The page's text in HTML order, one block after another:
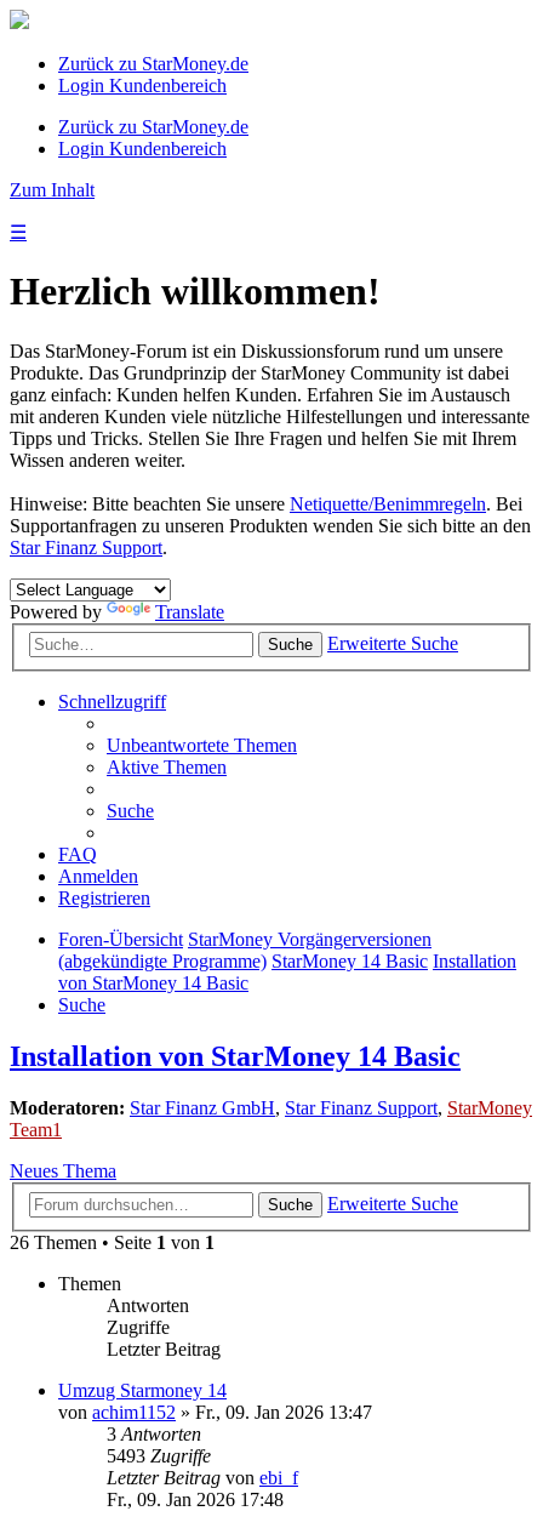
Zurück zu StarMoney.de
Login Kundenbereich
Zurück zu StarMoney.de
Login Kundenbereich
Zum Inhalt
☰
Herzlich willkommen!
Das StarMoney-Forum ist ein Diskussionsforum rund um unsere
Produkte. Das Grundprinzip der StarMoney Community ist dabei
ganz einfach: Kunden helfen Kunden. Erfahren Sie im Austausch
mit anderen Kunden viele nützliche Hilfestellungen und interessante
Tipps und Tricks. Stellen Sie Ihre Fragen und helfen Sie mit Ihrem
Wissen anderen weiter.
Hinweise: Bitte beachten Sie unsere Netiquette/Benimmregeln. Bei
Supportanfragen zu unseren Produkten wenden Sie sich bitte an den
Star Finanz Support.
Powered by Translate
Suche Erweiterte Suche
Schnellzugriff
Unbeantwortete Themen
Aktive Themen
Suche
FAQ
Anmelden
Registrieren
Foren-Übersicht StarMoney Vorgängerversionen
(abgekündigte Programme) StarMoney 14 Basic Installation
von StarMoney 14 Basic
Suche
Installation von StarMoney 14 Basic
Moderatoren: Star Finanz GmbH, Star Finanz Support, StarMoney
Team1
Neues Thema
Suche
Erweiterte Suche
26 Themen • Seite 1 von 1
Themen
Antworten
Zugriffe
Letzter Beitrag
Umzug Starmoney 14
von achim1152 » Fr., 09. Jan 2026 13:47
3 Antworten
5493 Zugriffe
Letzter Beitrag von ebi_f
Fr., 09. Jan 2026 17:48